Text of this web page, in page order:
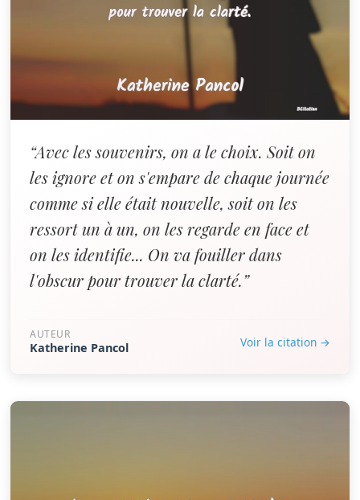
“Avec les souvenirs, on a le choix. Soit on
les ignore et on s'empare de chaque journée
comme si elle était nouvelle, soit on les
ressort un à un, on les regarde en face et
on les identifie... On va fouiller dans
l'obscur pour trouver la clarté.”
AUTEUR
Katherine Pancol Voir la citation →